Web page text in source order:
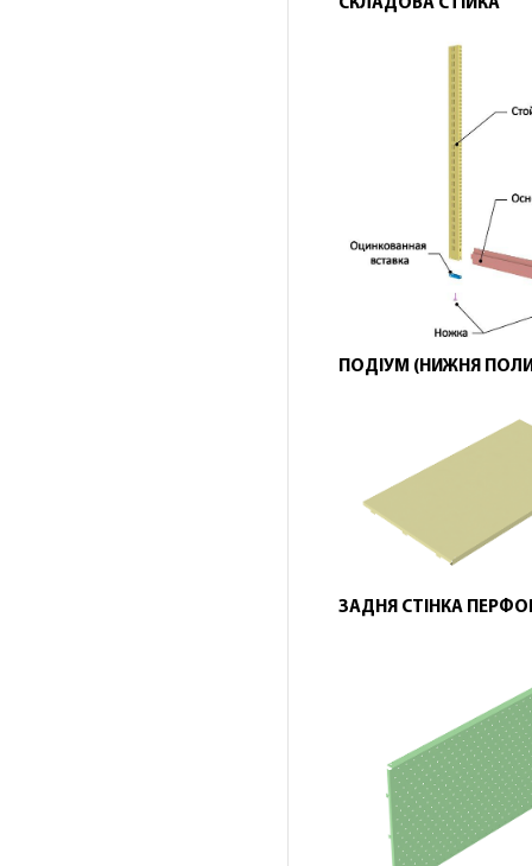
СКЛАДОВА СТІЙКА
ПОДІУМ (НИЖНЯ
ЗАДНЯ СТІНКА